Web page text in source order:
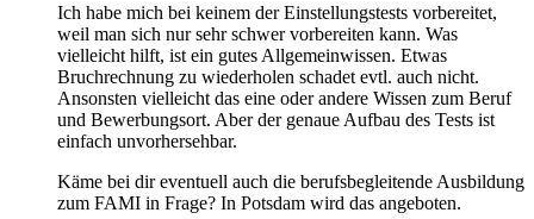
Ich habe mich bei keinem der Einstellungstests vorbereitet,
weil man sich nur sehr schwer vorbereiten kann. Was
vielleicht hilft, ist ein gutes Allgemeinwissen. Etwas
Bruchrechnung zu wiederholen schadet evtl. auch nicht.
Ansonsten vielleicht das eine oder andere Wissen zum Beruf
und Bewerbungsort. Aber der genaue Aufbau des Tests ist
einfach unvorhersehbar.
Käme bei dir eventuell auch die berufsbegleitende Ausbildung
zum FAMI in Frage? In Potsdam wird das angeboten.